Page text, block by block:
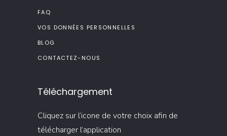
FAQ
VOS DONNÉES PERSONNELLES
BLOG
CONTACTEZ-NOUS
Téléchargement
Cliquez sur l’icone de votre choix afin de
télécharger l’application